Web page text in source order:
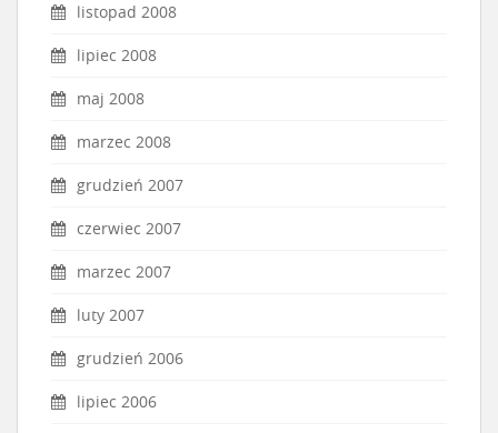
listopad 2008
lipiec 2008
maj 2008
marzec 2008
grudzień 2007
czerwiec 2007
marzec 2007
luty 2007
grudzień 2006
lipiec 2006